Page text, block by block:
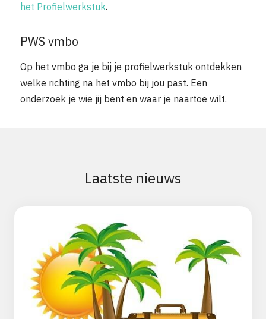
het Profielwerkstuk.
PWS vmbo
Op het vmbo ga je bij je profielwerkstuk ontdekken
welke richting na het vmbo bij jou past. Een
onderzoek je wie jij bent en waar je naartoe wilt.
Laatste nieuws